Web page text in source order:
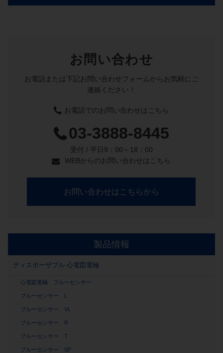
お問い合わせ
お電話または下記お問い合わせフォームからお気軽にご
連絡ください！
お電話でのお問い合わせはこちら
03-3888-8445
受付 / 平日9：00～18：00
WEBからのお問い合わせはこちら
お問い合わせはこちらから
製品情報
ディスポーザブル 心電図電極
心電図電極 ブルーセンサー
ブルーセンサー L
ブルーセンサー VL
ブルーセンサー R
ブルーセンサー T
ブルーセンサー SP